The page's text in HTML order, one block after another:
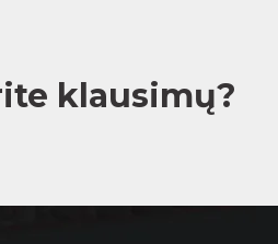
klausimų?